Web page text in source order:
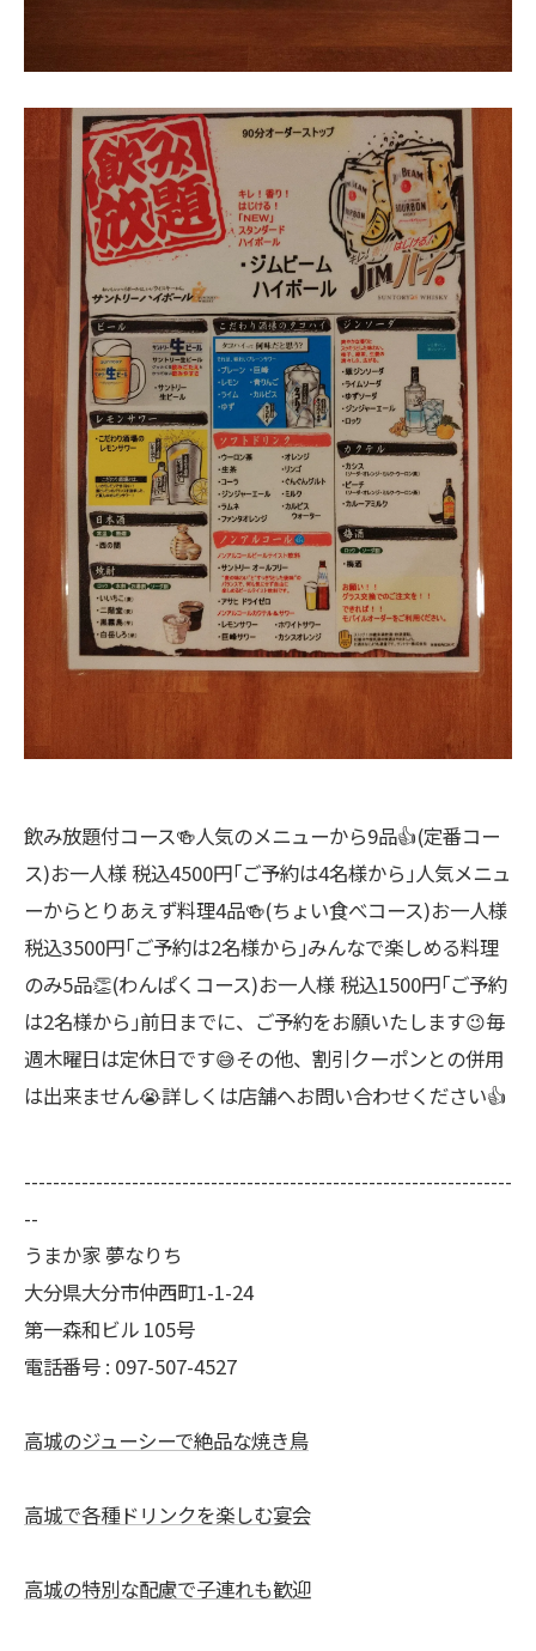
飲み放題付コース🍻人気のメニューから9品👍(定番コー
ス)お一人様 税込4500円｢ご予約は4名様から｣人気メニュ
ーからとりあえず料理4品🍻(ちょい食べコース)お一人様
税込3500円｢ご予約は2名様から｣みんなで楽しめる料理
のみ5品👏(わんぱくコース)お一人様 税込1500円｢ご予約
は2名様から｣前日までに、ご予約をお願いたします😉毎
週木曜日は定休日です😅その他、割引クーポンとの併用
は出来ません😭詳しくは店舗へお問い合わせください👍
--------------------------------------------------------------------
--
うまか家 夢なりち
大分県大分市仲西町1-1-24
第一森和ビル 105号
電話番号 : 097-507-4527
高城のジューシーで絶品な焼き鳥
高城で各種ドリンクを楽しむ宴会
高城の特別な配慮で子連れも歓迎